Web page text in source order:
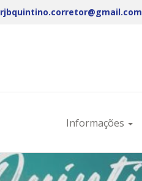
rjbquintino.corretor@gmail.com
Informações